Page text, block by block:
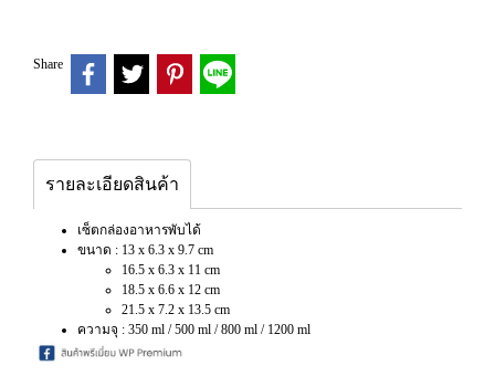
Share
รายละเอียดสินค้า
เซ็ตกล่องอาหารพับได้
ขนาด : 13 x 6.3 x 9.7 cm
16.5 x 6.3 x 11 cm
18.5 x 6.6 x 12 cm
21.5 x 7.2 x 13.5 cm
ความจุ : 350 ml / 500 ml / 800 ml / 1200 ml